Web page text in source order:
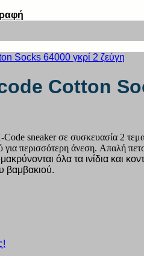
Cotton
sneaker σε συσκευασία 2
για περισσότερη άνεση. Απαλή
όλα τα ινίδια και
βαμβακιού.